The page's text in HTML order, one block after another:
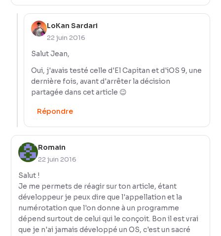
LoKan Sardari
22 juin 2016
Salut Jean,
Oui, j'avais testé celle d'El Capitan et d'iOS 9, une
dernière fois, avant d'arrêter la décision
partagée dans cet article 😉
Répondre
Romain
22 juin 2016
Salut !
Je me permets de réagir sur ton article, étant
développeur je peux dire que l'appellation et la
numérotation que l'on donne à un programme
dépend surtout de celui qui le conçoit. Bon il est vrai
que je n'ai jamais développé un OS, c'est un sacré